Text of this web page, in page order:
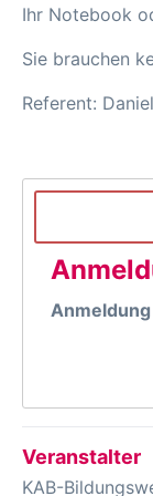
Ihr Notebook
Sie brauchen
Referent:
Veranstalter
KAB-